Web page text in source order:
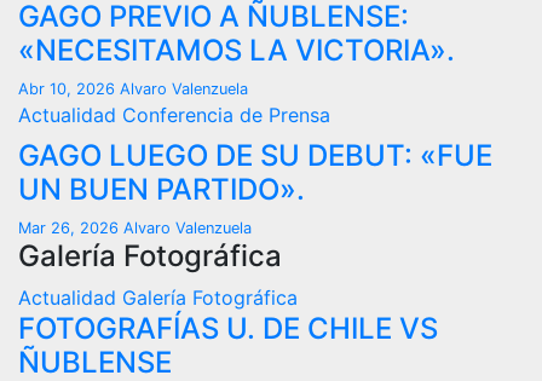
GAGO PREVIO A ÑUBLENSE:
«NECESITAMOS LA VICTORIA».
Abr 10, 2026 Alvaro Valenzuela
Actualidad Conferencia de Prensa
GAGO LUEGO DE SU DEBUT: «FUE
UN BUEN PARTIDO».
Mar 26, 2026 Alvaro Valenzuela
Galería Fotográfica
Actualidad Galería Fotográfica
FOTOGRAFÍAS U. DE CHILE VS
ÑUBLENSE